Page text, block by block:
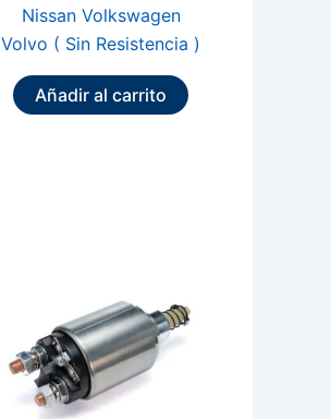
Nissan Volkswagen
Volvo ( Sin Resistencia )
Añadir al carrito